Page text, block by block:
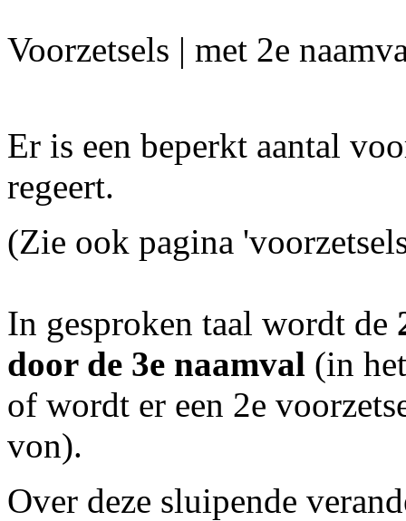
Voorzetsels | met 2e
Er is een beperkt aantal
regeert.
(Zie ook pagina
In gesproken taal wordt de
door de 3e naamval (in
of wordt er een 2e
von).
Over deze sluipende